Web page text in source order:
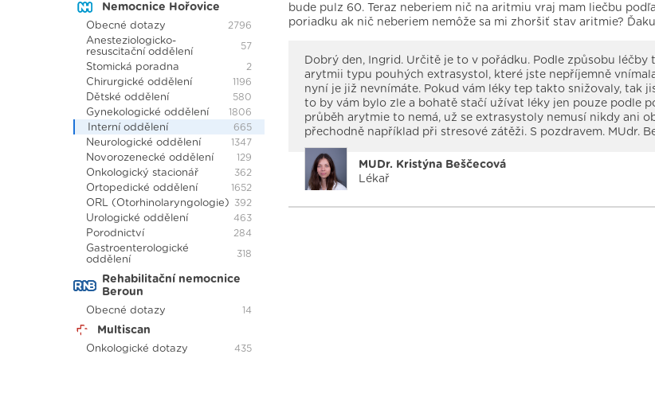
Nemocnice Hořovice
Obecné dotazy 2796
Anesteziologicko-
resuscitační oddělení
57
Stomická poradna 2
Chirurgické oddělení 1196
Dětské oddělení 580
Gynekologické oddělení 1806
Interní oddělení 665
Neurologické oddělení 1347
Novorozenecké oddělení 129
Onkologický stacionář 362
Ortopedické oddělení 1652
ORL (Otorhinolaryngologie) 392
Urologické oddělení 463
Porodnictví 284
Gastroenterologické
oddělení
318
Rehabilitační nemocnice
Beroun
Obecné dotazy 14
Multiscan
Onkologické dotazy 435
bude pulz 60. Teraz neberiem nič na aritmiu vraj mam liečbu
poriadku ak nič neberiem nemôže sa mi zhoršiť stav aritmie?
Dobrý den, Ingrid. Určitě je to v pořádku. Podle způsobu léčby
arytmii typu pouhých extrasystol, které jste nepříjemně
nyní je již nevnímáte. Pokud vám léky tep takto snižovaly, tak
to by vám bylo zle a bohatě stačí užívat léky jen pouze podle
průběh arytmie to nemá, už se extrasystoly nemusí nikdy ani
přechodně například při stresové zátěži. S pozdravem. MUdr.
MUDr. Kristýna Beščecová
Lékař